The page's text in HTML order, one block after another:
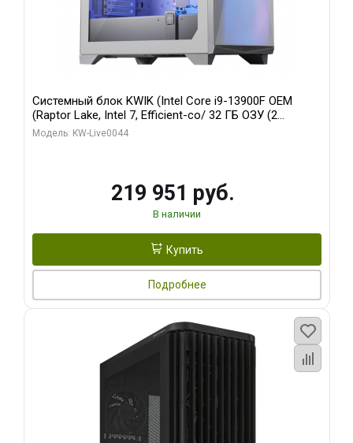
Системный блок KWIK (Intel Core i9-13900F OEM
(Raptor Lake, Intel 7, Efficient-co/ 32 ГБ ОЗУ (2
модуля)/ Gigabyte RTX5070Ti AERO OC 16GB GDDR7
Модель: KW-Live0044
219 951 руб.
В наличии
Купить
Подробнее